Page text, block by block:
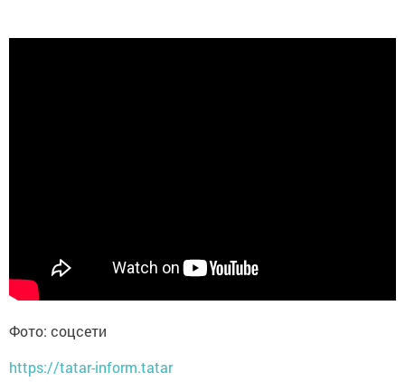
Фото: соцсети
https://tatar-inform.tatar